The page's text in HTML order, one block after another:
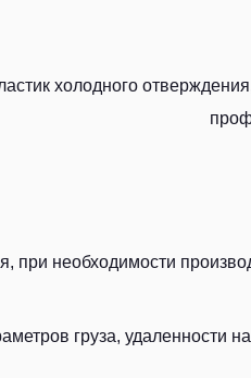
холодного
при необходимости
груза, удаленности